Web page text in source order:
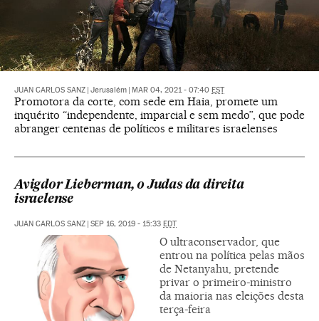
JUAN CARLOS SANZ Jerusalém MAR 04, 2021 - 07:40 EST
Promotora da corte, com sede em Haia, promete um
inquérito “independente, imparcial e sem medo”, que pode
abranger centenas de políticos e militares israelenses
Avigdor Lieberman, o Judas da direita
israelense
JUAN CARLOS SANZ SEP 16, 2019 - 15:33 EDT
O ultraconservador, que
entrou na política pelas mãos
de Netanyahu, pretende
privar o primeiro-ministro
da maioria nas eleições desta
terça-feira